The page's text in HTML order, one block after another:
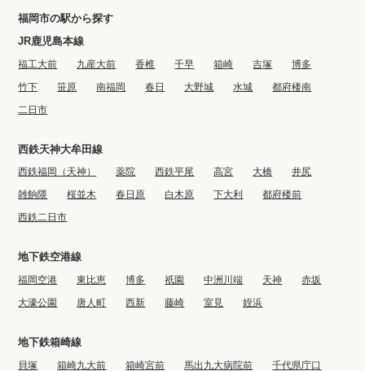
福岡市の駅から探す
JR鹿児島本線
福工大前 九産大前 香椎 千早 箱崎 吉塚
博多
竹下
笹原 南福岡 春日 大野城 水城
都府楼南
二日市
西鉄天神大牟田線
西鉄福岡（天神） 薬院 西鉄平尾 高宮 大橋
井尻
雑餉隈
桜並木 春日原 白木原 下大利
都府楼前
西鉄二日市
地下鉄空港線
福岡空港 東比恵 博多 祇園 中洲川端 天神
赤坂
大濠公園
唐人町 西新 藤崎 室見 姪浜
地下鉄箱崎線
貝塚 箱崎九大前 箱崎宮前 馬出九大病院前 千代県庁口